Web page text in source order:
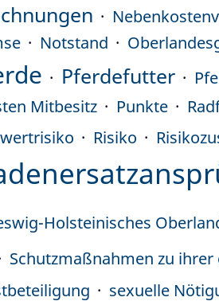
Notstand
Pferdefutter
Mitbesitz Punkte
Risiko
Holsteinisches
Schutzmaßnahmen zu
sexuelle